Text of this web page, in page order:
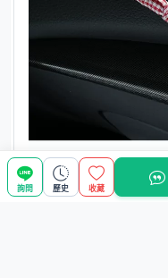
詢問 歷史 收藏